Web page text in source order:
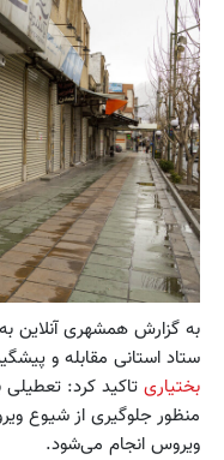
به گزارش همشهری آنلاین
ستاد استانی مقابله و پیشگیری
بختیاری تاکید کرد:
منظور جلوگیری از شیوع
ویروس انجام می‌شود.